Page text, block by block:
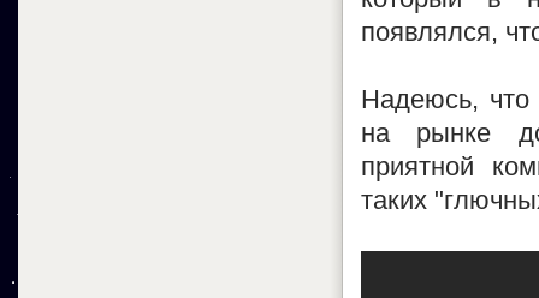
появлялся,
Надеюсь, что
на рынке
приятной
таких